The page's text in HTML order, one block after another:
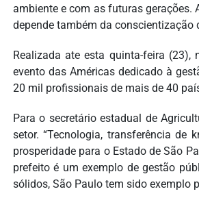
ambiente e com as futuras gerações.
depende também da conscientização
Realizada ate esta quinta-feira (23),
evento das Américas dedicado à
20 mil profissionais de mais de 40
Para o secretário estadual de
setor. “Tecnologia, transferência de
prosperidade para o Estado de São
prefeito é um exemplo de gestão
sólidos, São Paulo tem sido exemplo